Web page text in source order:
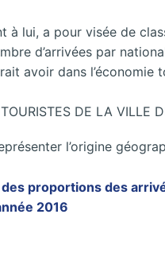
à lui, a pour visée de
d’arrivées par
avoir dans l’économie
TOURISTES DE LA VILLE
l’origine
proportions des
2016